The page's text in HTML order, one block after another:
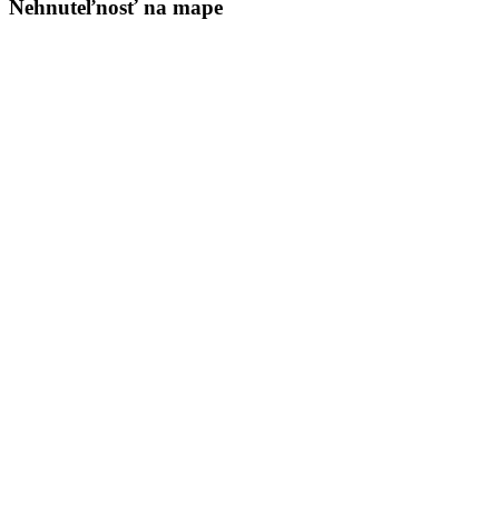
Nehnuteľnosť na mape